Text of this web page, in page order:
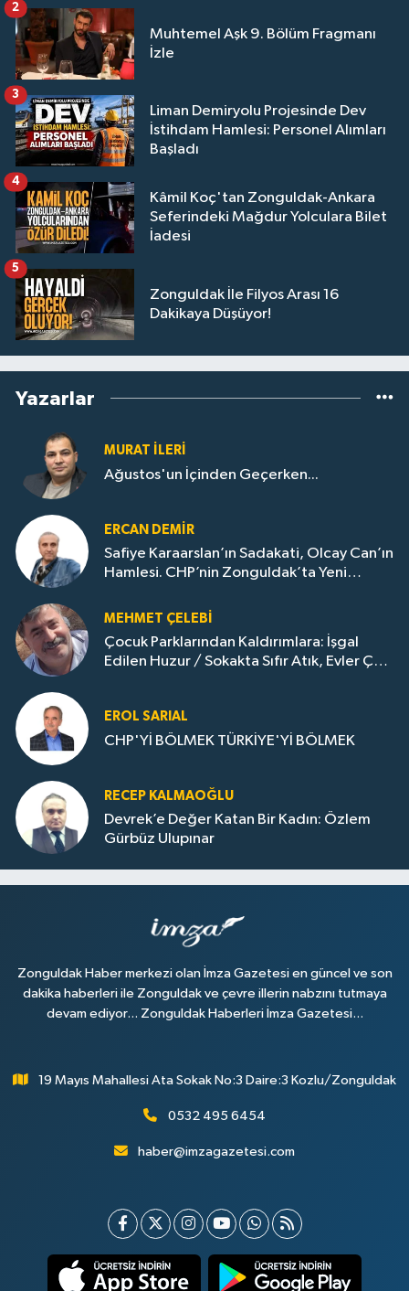
Muhtemel Aşk 9. Bölüm Fragmanı
İzle
2
Liman Demiryolu Projesinde Dev
İstihdam Hamlesi: Personel Alımları
Başladı
3
Kâmil Koç'tan Zonguldak-Ankara
Seferindeki Mağdur Yolculara Bilet
İadesi
4
Zonguldak İle Filyos Arası 16
Dakikaya Düşüyor!
5
Yazarlar
MURAT İLERI
Ağustos'un İçinden Geçerken...
ERCAN DEMIR
Safiye Karaarslan’ın Sadakati, Olcay Can’ın
Hamlesi. CHP’nin Zonguldak’ta Yeni
MEHMET ÇELEBI
Çocuk Parklarından Kaldırımlara: İşgal
Edilen Huzur / Sokakta Sıfır Atık, Evler Çöp
EROL SARIAL
CHP'Yİ BÖLMEK TÜRKİYE'Yİ BÖLMEK
RECEP KALMAOĞLU
Devrek’e Değer Katan Bir Kadın: Özlem
Gürbüz Ulupınar
Zonguldak Haber merkezi olan İmza Gazetesi en güncel ve son
dakika haberleri ile Zonguldak ve çevre illerin nabzını tutmaya
devam ediyor... Zonguldak Haberleri İmza Gazetesi...
19 Mayıs Mahallesi Ata Sokak No:3 Daire:3 Kozlu/Zonguldak
0532 495 6454
haber@imzagazetesi.com